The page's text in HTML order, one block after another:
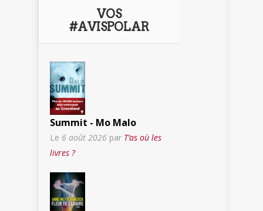
VOS
#AVISPOLAR
Summit - Mo Malo
Le 6 août 2026 par T’as où les
livres ?